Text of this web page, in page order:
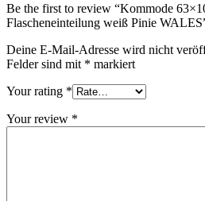
Be the first to review “Kommode
Flascheneinteilung weiß Pinie
Deine E-Mail-Adresse wird nicht
Felder sind mit * markiert
Your rating *
Your review *